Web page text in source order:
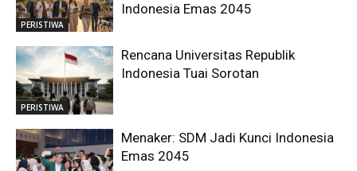
PERISTIWA
Indonesia Emas 2045
PERISTIWA
Rencana Universitas Republik
Indonesia Tuai Sorotan
Menaker: SDM Jadi Kunci Indonesia
Emas 2045